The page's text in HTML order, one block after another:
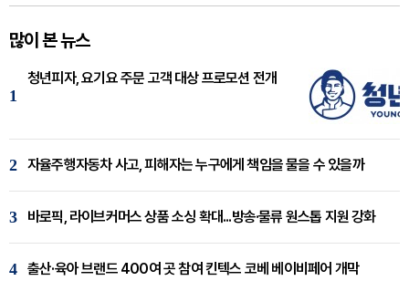
많이 본 뉴스
1
청년피자, 요기요 주문 고객 대상 프로모션 전개
2 자율주행자동차 사고, 피해자는 누구에게 책임을 물을 수 있을까
3 바로픽, 라이브커머스 상품 소싱 확대...방송·물류 원스톱 지원 강화
4 출산·육아 브랜드 400여 곳 참여 킨텍스 코베 베이비페어 개막